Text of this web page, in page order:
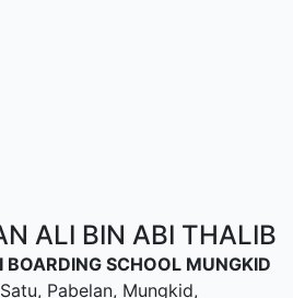
ALI BIN ABI THALIB
BOARDING SCHOOL MUNGKID
Pabelan, Mungkid,